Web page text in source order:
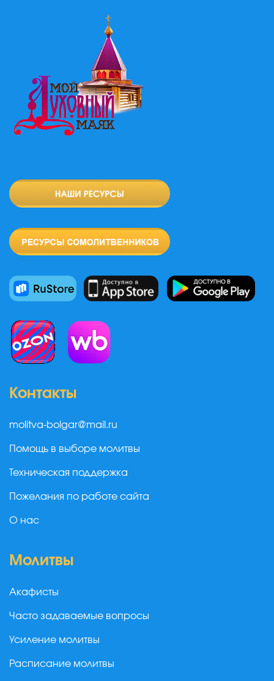
Контакты
molitva-bolgar@mail.ru
Помощь в выборе молитвы
Техническая поддержка
Пожелания по работе сайта
О нас
Молитвы
Акафисты
Часто задаваемые вопросы
Усиление молитвы
Расписание молитвы